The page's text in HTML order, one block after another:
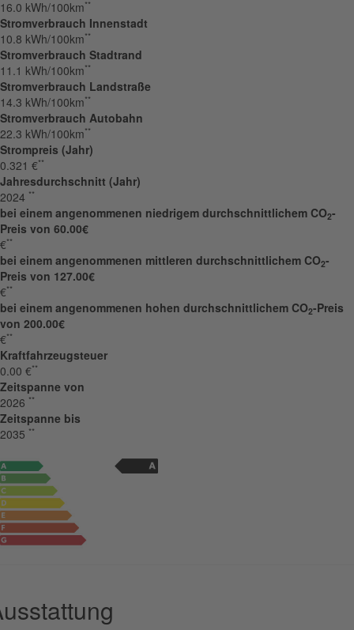
16.0 kWh/100km**
Stromverbrauch Innenstadt
10.8 kWh/100km**
Stromverbrauch Stadtrand
11.1 kWh/100km**
Stromverbrauch Landstraße
14.3 kWh/100km**
Stromverbrauch Autobahn
22.3 kWh/100km**
Strompreis (Jahr)
0.321 €**
Jahresdurchschnitt (Jahr)
2024 **
bei einem angenommenen niedrigem durchschnittlichem CO2-
Preis von 60.00€
€**
bei einem angenommenen mittleren durchschnittlichem CO2-
Preis von 127.00€
€**
bei einem angenommenen hohen durchschnittlichem CO2-Preis
von 200.00€
€**
Kraftfahrzeugsteuer
0.00 €**
Zeitspanne von
2026 **
Zeitspanne bis
2035 **